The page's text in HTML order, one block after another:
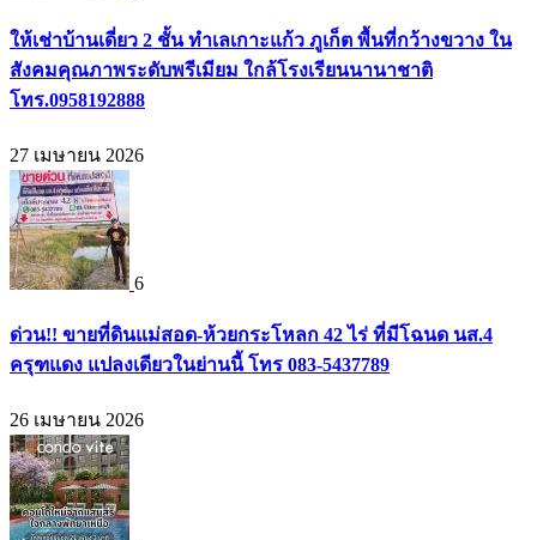
ให้เช่าบ้านเดี่ยว 2 ชั้น ทำเลเกาะแก้ว ภูเก็ต พื้นที่กว้างขวาง ใน
สังคมคุณภาพระดับพรีเมียม ใกล้โรงเรียนนานาชาติ
โทร.0958192888
27 เมษายน 2026
6
ด่วน!! ขายที่ดินแม่สอด-ห้วยกระโหลก 42 ไร่ ที่มีโฉนด นส.4
ครุฑแดง แปลงเดียวในย่านนี้ โทร 083-5437789
26 เมษายน 2026